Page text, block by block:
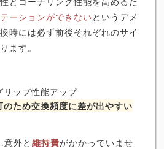
ーションができないというデメ
時には必ず前後それぞれのサイ
ます。
リップ性能アップ
のため交換頻度に差が出やすい
外と 維持費がかかっていませ